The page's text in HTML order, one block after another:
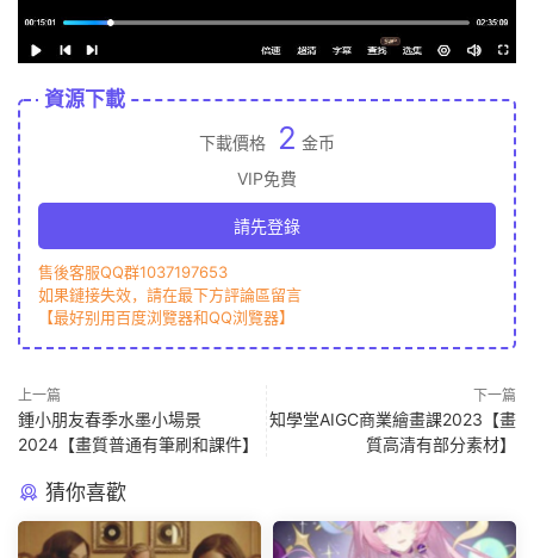
資源下載
下載價格 2 金币
VIP免費
請先登錄
售後客服QQ群1037197653
如果鏈接失效，請在最下方評論區留言
【最好别用百度浏覽器和QQ浏覽器】
上一篇
鍾小朋友春季水墨小場景
2024【畫質普通有筆刷和課件】
下一篇
知學堂AIGC商業繪畫課2023【畫
質高清有部分素材】
猜你喜歡